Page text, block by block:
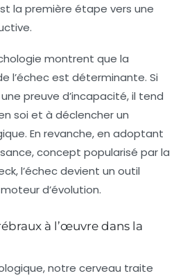
la première étape vers une
montrent que la
l’échec est déterminante. Si
preuve d’incapacité, il tend
soi et à déclencher un
En revanche, en adoptant
concept popularisé par la
l’échec devient un outil
d’évolution.
à l’œuvre dans la
notre cerveau traite